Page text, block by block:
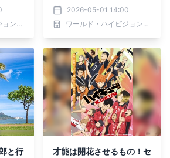
かし
月）
ワールド・ハイビジョン・チャンネル株式会社
3日（日）夕方6時25分～
BS12 トゥエルビで放送ス
タート プレゼントキャン
2026-05-01 14:00
ワールド・ハイビジョン・チャンネル株式会社
と行
才能は開花させるもの！セ